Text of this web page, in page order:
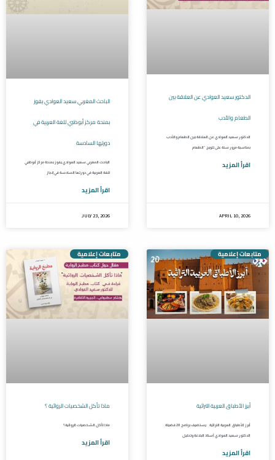
الباحث المغربي سعيد العوادي يفوز
بمنحة مركز أبوظبي للغة العربية في
دورتها السادسة
الباحث المغربي سعيد العوادي يفوز بمنحة مركز أبوظبي
للغة العربية في دورتها السادسة في إنجاز
اقرأ المزيد
JULY 23, 2026
الدكتور سعيد العوادي عن العلاقة بين
الطعام والأدب
الدكتور سعيد العوادي عن العلاقة بين الطعام والأدب
بمناسبة مرور سنة على تتويج “الطعام
اقرأ المزيد
APRIL 10, 2026
متابعات إعلامية
ماذا تأكل الشخصيات الروائية ؟
ماذا تأكل الشخصيات الروائية ؟
اقرأ المزيد
متابعات إعلامية
أبرز الأطباق العربية التراثية
أبرز الأطباق العربية التراثية يستضيف برنامج 20 فضيلة
الدكتور سعيد العوادي أستاذ البلاغة وتحليل
اقرأ المزيد